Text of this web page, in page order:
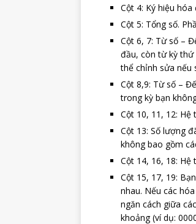
Cột 4: Ký hiệu
Cột 5: Tổng số.
Cột 6, 7: Từ số –
đầu, còn từ kỳ thứ
thể chỉnh sửa nếu
Cột 8,9: Từ số –
trong kỳ bạn
Cột 10, 11, 12:
Cột 13: Số lượng
không bao gồm
Cột 14, 16, 18:
Cột 15, 17, 19:
nhau. Nếu các
ngăn cách giữa
khoảng (ví dụ: